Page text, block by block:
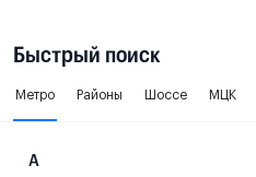
Быстрый поиск
Метро Районы Шоссе МЦК
А